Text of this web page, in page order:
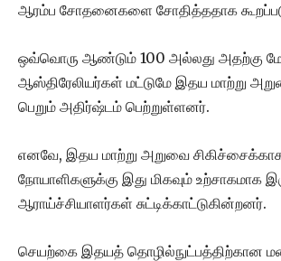
ஆரம்ப சோதனைகளை சோதித்ததாக
ஒவ்வொரு ஆண்டும் 100 அல்லது அதற்கு
ஆஸ்திரேலியர்கள் மட்டுமே இதய மாற்று
பெறும் அதிர்ஷ்டம் பெற்றுள்ளனர்.
எனவே, இதய மாற்று அறுவை சிகிச்சைக்காக
நோயாளிகளுக்கு இது மிகவும் உற்சாகமாக
ஆராய்ச்சியாளர்கள் சுட்டிக்காட்டுகின்றனர்.
செயற்கை இதயத் தொழில்நுட்பத்திற்கான